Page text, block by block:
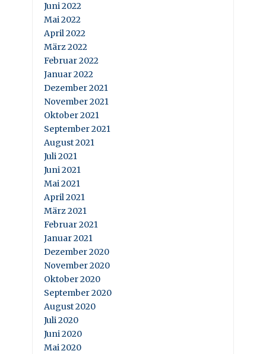
Juni 2022
Mai 2022
April 2022
März 2022
Februar 2022
Januar 2022
Dezember 2021
November 2021
Oktober 2021
September 2021
August 2021
Juli 2021
Juni 2021
Mai 2021
April 2021
März 2021
Februar 2021
Januar 2021
Dezember 2020
November 2020
Oktober 2020
September 2020
August 2020
Juli 2020
Juni 2020
Mai 2020